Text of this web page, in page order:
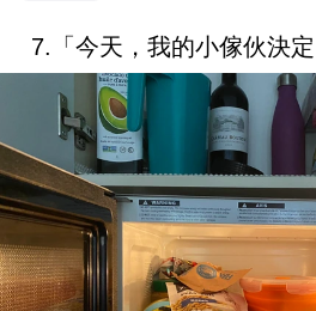
7.「今天，我的小傢伙決定